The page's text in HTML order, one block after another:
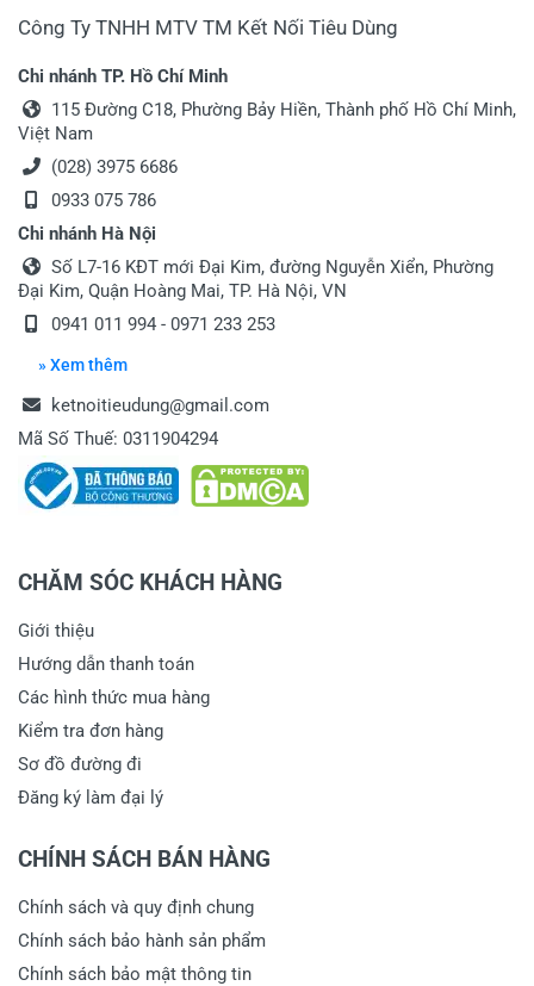
Viết nhận xét của bạn vào bên dưới *
Gửi nhận xét
Công Ty TNHH MTV TM Kết Nối Tiêu Dùng
Chi nhánh TP. Hồ Chí Minh
115 Đường C18, Phường Bảy Hiền, Thành phố Hồ Chí Minh,
Việt Nam
(028) 3975 6686
0933 075 786
Chi nhánh Hà Nội
Số L7-16 KĐT mới Đại Kim, đường Nguyễn Xiển, Phường
Đại Kim, Quận Hoàng Mai, TP. Hà Nội, VN
0941 011 994 - 0971 233 253
» Xem thêm
ketnoitieudung@gmail.com
Mã Số Thuế: 0311904294
CHĂM SÓC KHÁCH HÀNG
Giới thiệu
Hướng dẫn thanh toán
Các hình thức mua hàng
Kiểm tra đơn hàng
Sơ đồ đường đi
Đăng ký làm đại lý
CHÍNH SÁCH BÁN HÀNG
Chính sách và quy định chung
Chính sách bảo hành sản phẩm
Chính sách bảo mật thông tin